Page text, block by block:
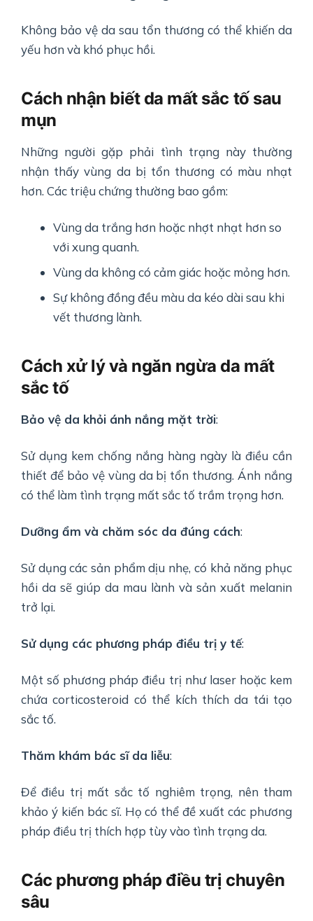
Không bảo vệ da sau tổn thương có thể khiến da
yếu hơn và khó phục hồi.
Cách nhận biết da mất sắc tố sau
mụn
Những người gặp phải tình trạng này thường
nhận thấy vùng da bị tổn thương có màu nhạt
hơn. Các triệu chứng thường bao gồm:
Vùng da trắng hơn hoặc nhợt nhạt hơn so
với xung quanh.
Vùng da không có cảm giác hoặc mỏng hơn.
Sự không đồng đều màu da kéo dài sau khi
vết thương lành.
Cách xử lý và ngăn ngừa da mất
sắc tố
Bảo vệ da khỏi ánh nắng mặt trời:
Sử dụng kem chống nắng hàng ngày là điều cần
thiết để bảo vệ vùng da bị tổn thương. Ánh nắng
có thể làm tình trạng mất sắc tố trầm trọng hơn.
Dưỡng ẩm và chăm sóc da đúng cách:
Sử dụng các sản phẩm dịu nhẹ, có khả năng phục
hồi da sẽ giúp da mau lành và sản xuất melanin
trở lại.
Sử dụng các phương pháp điều trị y tế:
Một số phương pháp điều trị như laser hoặc kem
chứa corticosteroid có thể kích thích da tái tạo
sắc tố.
Thăm khám bác sĩ da liễu:
Để điều trị mất sắc tố nghiêm trọng, nên tham
khảo ý kiến bác sĩ. Họ có thể đề xuất các phương
pháp điều trị thích hợp tùy vào tình trạng da.
Các phương pháp điều trị chuyên
sâu